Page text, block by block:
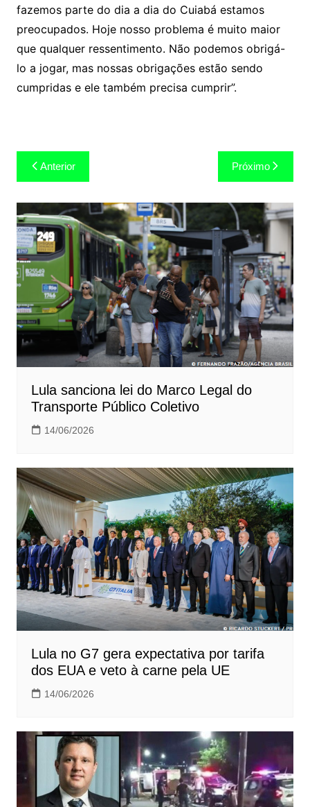
fazemos parte do dia a dia do Cuiabá estamos
preocupados. Hoje nosso problema é muito maior
que qualquer ressentimento. Não podemos obrigá-
lo a jogar, mas nossas obrigações estão sendo
cumpridas e ele também precisa cumprir”.
Navegação
de
Post
Anterior Próximo
Lula sanciona lei do Marco Legal do
Transporte Público Coletivo
14/06/2026
Lula no G7 gera expectativa por tarifa
dos EUA e veto à carne pela UE
14/06/2026